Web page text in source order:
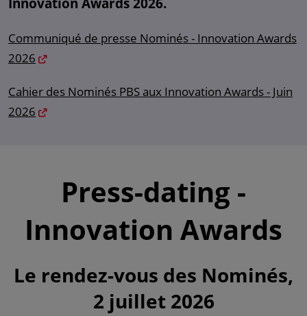
Innovation Awards 2026.
Communiqué de presse Nominés - Innovation Awards
2026
Cahier des Nominés PBS aux Innovation Awards - Juin
2026
Press-dating -
Innovation Awards
Le rendez-vous des Nominés,
2 juillet 2026